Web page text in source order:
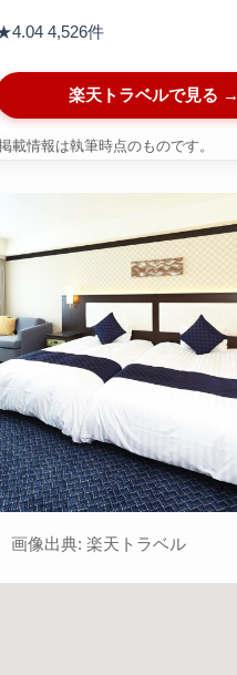
4,526件
楽天トラベルで見る →
載情報は執筆時点のものです。
画像出典: 楽天トラベル